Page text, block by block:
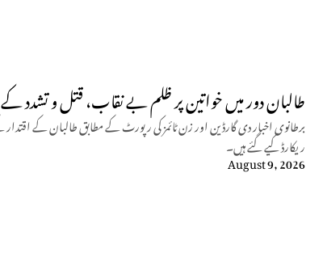
طالبان دور میں خواتین پر ظلم بے نقاب، قتل و تشدد کے 231 واقعات رپورٹ
ریکارڈ کیے گئے ہیں۔
August 9, 2026